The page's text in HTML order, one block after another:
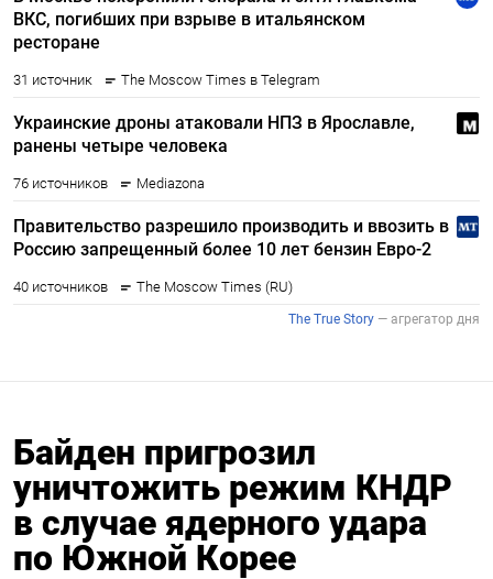
Байден пригрозил
уничтожить режим КНДР
в случае ядерного удара
по Южной Корее